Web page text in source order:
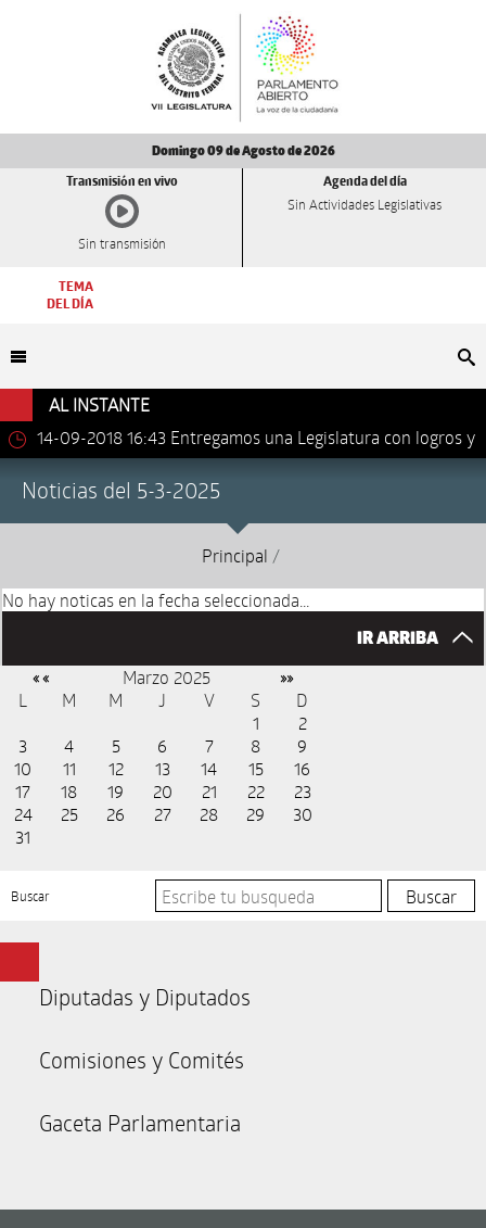
Domingo 09 de Agosto de 2026
Transmisión en vivo
Sin transmisión
Agenda del día
Sin Actividades Legislativas
TEMA
DEL DÍA
AL INSTANTE
14-09-2018 16:43 Entregamos una Legislatura con logros y
Noticias del 5-3-2025
Principal /
No hay noticas en la fecha seleccionada...
IR ARRIBA
« « Marzo 2025 »»
L M M J V S
D
1
2
3
4 5 6 7 8
9
10
11 12 13 14 15
16
17
18 19 20 21 22
23
24
25 26 27 28 29
30
31
Buscar
Diputadas y Diputados
Comisiones y Comités
Gaceta Parlamentaria